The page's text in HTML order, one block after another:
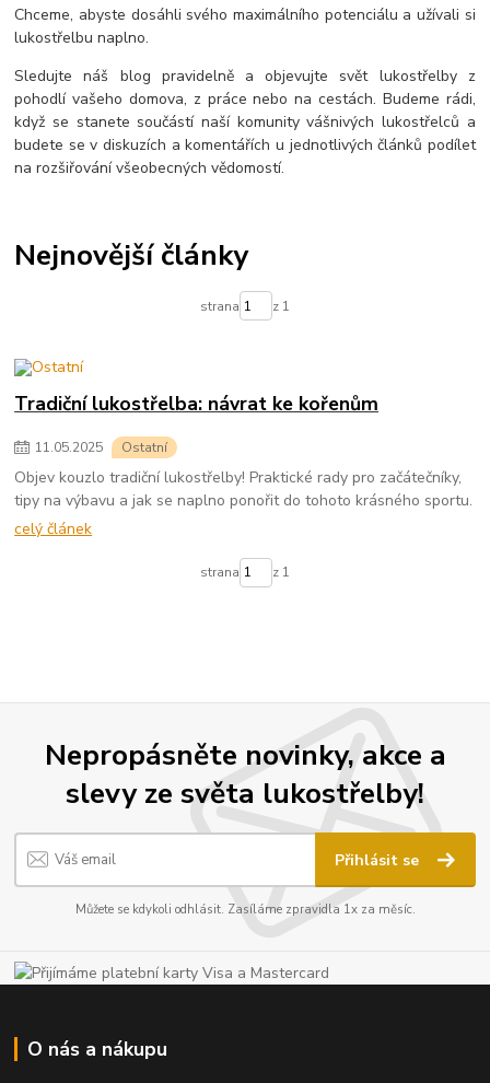
Chceme, abyste dosáhli svého maximálního potenciálu a užívali si
lukostřelbu naplno.
Sledujte náš blog pravidelně a objevujte svět lukostřelby z
pohodlí vašeho domova, z práce nebo na cestách. Budeme rádi,
když se stanete součástí naší komunity vášnivých lukostřelců a
budete se v diskuzích a komentářích u jednotlivých článků podílet
na rozšiřování všeobecných vědomostí.
Nejnovější články
strana z 1
Tradiční lukostřelba: návrat ke kořenům
11.05.2025 Ostatní
Objev kouzlo tradiční lukostřelby! Praktické rady pro začátečníky,
tipy na výbavu a jak se naplno ponořit do tohoto krásného sportu.
celý článek
strana z 1
Nepropásněte novinky, akce a
slevy ze světa lukostřelby!
Přihlásit se
Můžete se kdykoli odhlásit. Zasíláme zpravidla 1x za měsíc.
O nás a nákupu